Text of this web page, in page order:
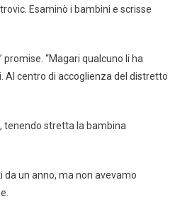
Esaminò i bambini e scrisse
promise. “Magari qualcuno li ha
Al centro di accoglienza del distretto
tenendo stretta la bambina
un anno, ma non avevamo